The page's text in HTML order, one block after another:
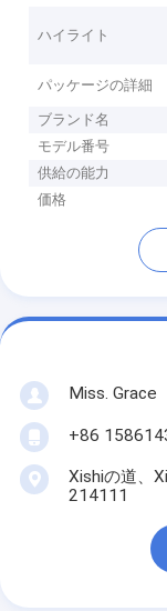
ハイライト
パッケージの詳細
ブランド名
モデル番号
供給の能力
価格
Miss. Grace
+86
Xishiの道、
214111